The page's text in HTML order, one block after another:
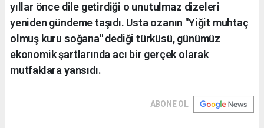
yıllar önce dile getirdiği o unutulmaz dizeleri
yeniden gündeme taşıdı. Usta ozanın "Yiğit muhtaç
olmuş kuru soğana" dediği türküsü, günümüz
ekonomik şartlarında acı bir gerçek olarak
mutfaklara yansıdı.
ABONE OL